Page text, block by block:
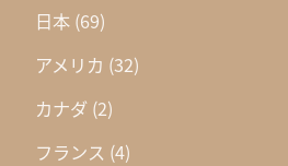
日本 (69)
アメリカ (32)
カナダ (2)
フランス (4)